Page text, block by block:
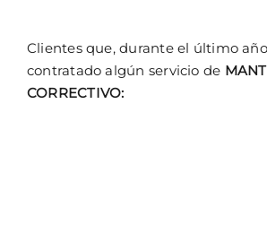
Clientes que, durante el último
contratado algún servicio de
CORRECTIVO: